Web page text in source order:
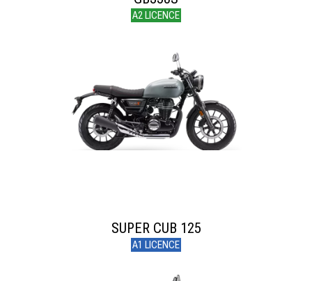
A2 LICENCE
SUPER CUB 125
A1 LICENCE